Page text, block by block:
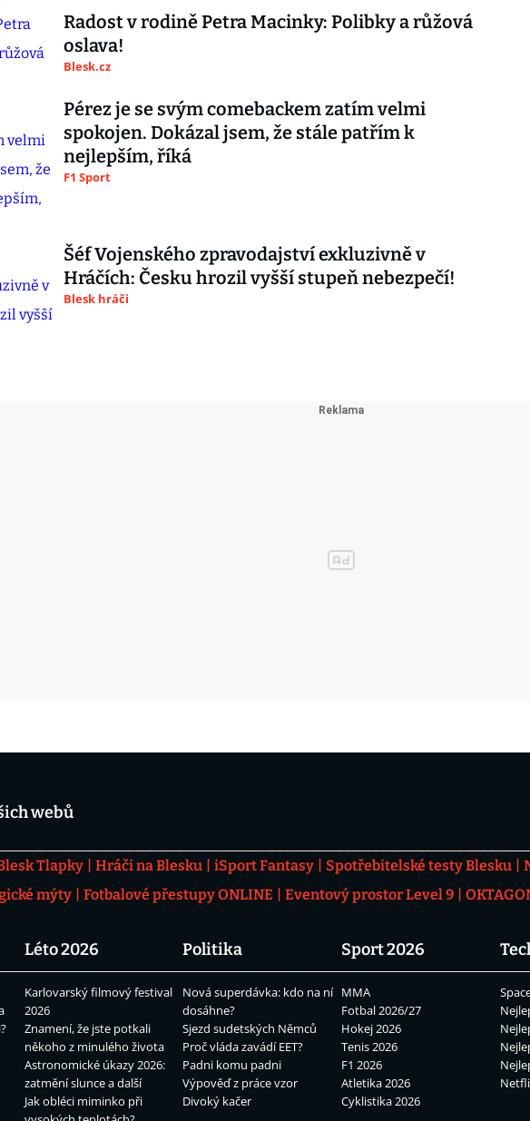
Radost v rodině Petra Macinky: Polibky a růžová
oslava!
Blesk.cz
Pérez je se svým comebackem zatím velmi
spokojen. Dokázal jsem, že stále patřím k
nejlepším, říká
F1 Sport
Šéf Vojenského zpravodajství exkluzivně v
Hráčích: Česku hrozil vyšší stupeň nebezpečí!
Blesk hráči
webů
Tlapky Hráči na Blesku iSport Fantasy Spotřebitelské testy Blesku
mýty
Fotbalové přestupy ONLINE Eventový prostor Level 9
Léto 2026
Karlovarský filmový festival
2026
Znamení, že jste potkali
někoho z minulého života
Astronomické úkazy 2026:
zatmění slunce a další
Jak obléci miminko při
Politika
Nová superdávka: kdo na ní
dosáhne?
Sjezd sudetských Němců
Proč vláda zavádí EET?
Padni komu padni
Výpověď z práce vzor
Divoký kačer
Sport 2026
MMA
Fotbal 2026/27
Hokej 2026
Tenis 2026
F1 2026
Atletika 2026
Cyklistika 2026